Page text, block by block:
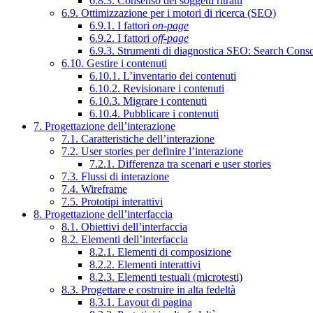
6.9. Ottimizzazione per i motori di ricerca (SEO)
6.9.1. I fattori on-page
6.9.2. I fattori off-page
6.9.3. Strumenti di diagnostica SEO: Search
6.10. Gestire i contenuti
6.10.1. L’inventario dei contenuti
6.10.2. Revisionare i contenuti
6.10.3. Migrare i contenuti
6.10.4. Pubblicare i contenuti
7. Progettazione dell’interazione
7.1. Caratteristiche dell’interazione
7.2. User stories per definire l’interazione
7.2.1. Differenza tra scenari e user stories
7.3. Flussi di interazione
7.4. Wireframe
7.5. Prototipi interattivi
8. Progettazione dell’interfaccia
8.1. Obiettivi dell’interfaccia
8.2. Elementi dell’interfaccia
8.2.1. Elementi di composizione
8.2.2. Elementi interattivi
8.2.3. Elementi testuali (microtesti)
8.3. Progettare e costruire in alta fedeltà
8.3.1. Layout di pagina